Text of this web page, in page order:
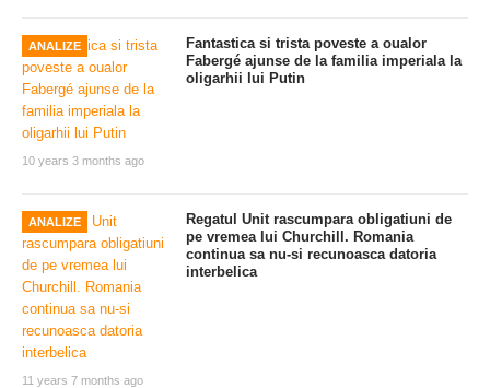
ANALIZE
10 years 3 months ago
Fantastica si trista poveste a oualor
Fabergé ajunse de la familia imperiala la
oligarhii lui Putin
ANALIZE
11 years 7 months ago
Regatul Unit rascumpara obligatiuni de
pe vremea lui Churchill. Romania
continua sa nu-si recunoasca datoria
interbelica